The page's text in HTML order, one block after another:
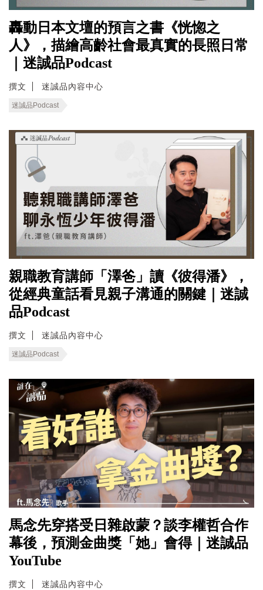
轟動日本文壇的預言之書《恍惚之
人》，描繪高齡社會最真實的長照日常
｜迷誠品Podcast
撰文 迷誠品內容中心
迷誠品Podcast
親職教育講師「澤爸」讀《彼得潘》，
從經典童話看見親子溝通的關鍵｜迷誠
品Podcast
撰文 迷誠品內容中心
迷誠品Podcast
馬念先穿搭受日雜啟蒙？談李權哲合作
幕後，預測金曲獎「她」會得｜迷誠品
YouTube
撰文 迷誠品內容中心